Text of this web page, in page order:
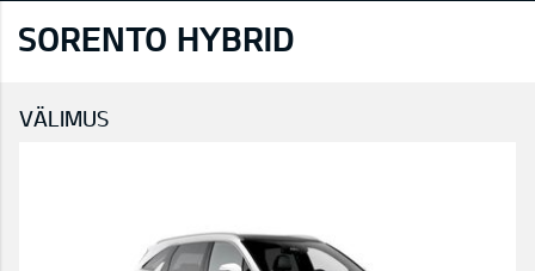
SORENTO HYBRID
VÄLIMUS